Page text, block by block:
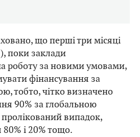
що перші три місяці
поки заклади
роботу за новими умовами,
фінансування за
тобто, чітко визначено
90% за глобальною
пролікований випадок,
і 20% тощо.